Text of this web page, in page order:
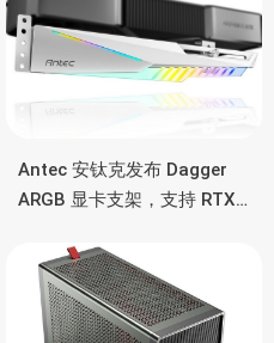
Antec 安钛克发布 Dagger
ARGB 显卡支架，支持 RTX
彩灯效